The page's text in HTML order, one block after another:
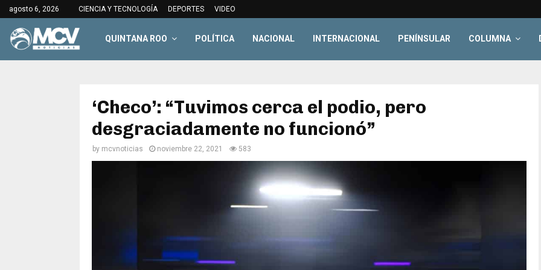
agosto 6, 2026 CIENCIA Y TECNOLOGÍA DEPORTES VIDEO
QUINTANA ROO POLÍTICA NACIONAL INTERNACIONAL PENÍNSULAR COLUMNA
‘Checo’: “Tuvimos cerca el podio, pero
desgraciadamente no funcionó”
by mcvnoticias noviembre 22, 2021 583